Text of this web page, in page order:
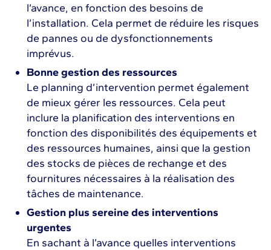
l’avance, en fonction des besoins de
l’installation. Cela permet de réduire les risques
de pannes ou de dysfonctionnements
imprévus.
Bonne gestion des ressources
Le planning d’intervention permet également
de mieux gérer les ressources. Cela peut
inclure la planification des interventions en
fonction des disponibilités des équipements et
des ressources humaines, ainsi que la gestion
des stocks de pièces de rechange et des
fournitures nécessaires à la réalisation des
tâches de maintenance.
Gestion plus sereine des interventions
urgentes
En sachant à l’avance quelles interventions